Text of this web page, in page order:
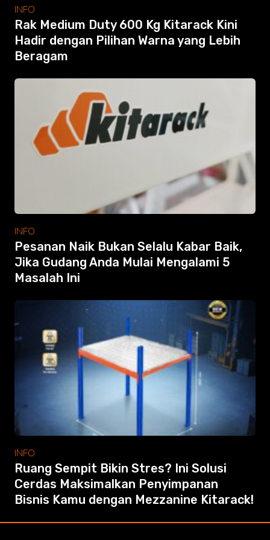
Accessories
Info
Gallery
Photo
Video
Contact
INFO
Rak Medium Duty 600 Kg Kitarack Kini
Hadir dengan Pilihan Warna yang Lebih
Beragam
INFO
Pesanan Naik Bukan Selalu Kabar Baik,
Jika Gudang Anda Mulai Mengalami 5
Masalah Ini
INFO
Ruang Sempit Bikin Stres? Ini Solusi
Cerdas Maksimalkan Penyimpanan
Bisnis Kamu dengan Mezzanine Kitarack!